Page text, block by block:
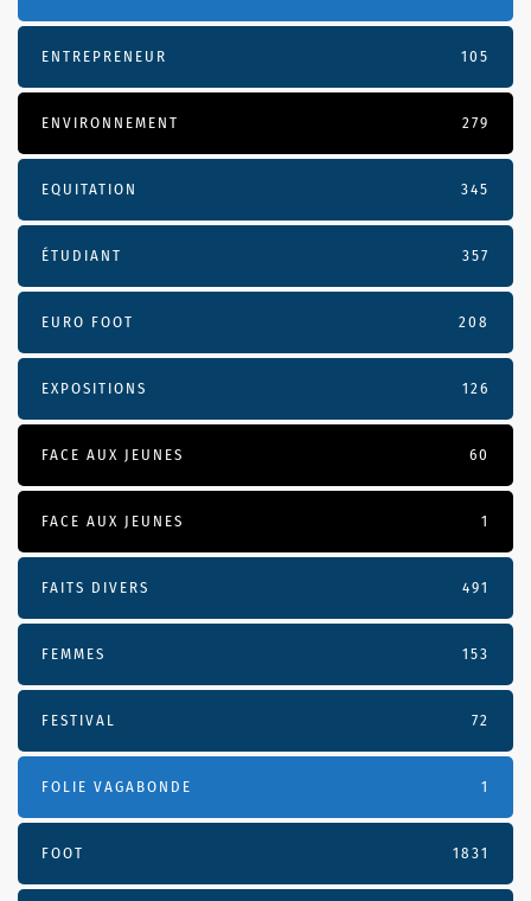
ENTREPRENEUR 105
ENVIRONNEMENT 279
EQUITATION 345
ÉTUDIANT 357
EURO FOOT 208
EXPOSITIONS 126
FACE AUX JEUNES 60
FACE AUX JEUNES 1
FAITS DIVERS 491
FEMMES 153
FESTIVAL 72
FOLIE VAGABONDE 1
FOOT 1831